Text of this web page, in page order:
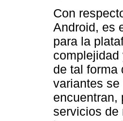
Con
Android, es
para la
de tal forma
variantes
encuentran,
servicios de